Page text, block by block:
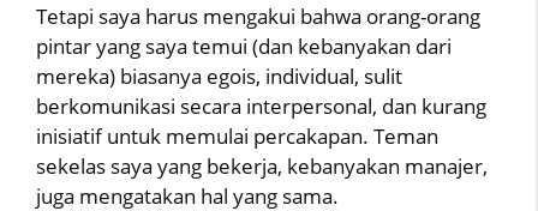
Tetapi saya harus mengakui bahwa orang-orang
pintar yang saya temui (dan kebanyakan dari
mereka) biasanya egois, individual, sulit
berkomunikasi secara interpersonal, dan kurang
inisiatif untuk memulai percakapan. Teman
sekelas saya yang bekerja, kebanyakan manajer,
juga mengatakan hal yang sama.